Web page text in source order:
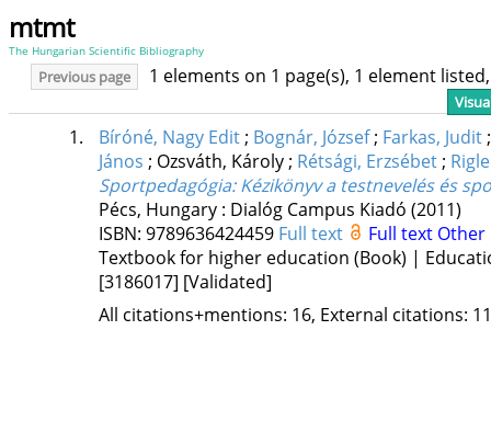
mtmt
The Hungarian Scientific Bibliography
Previous page 1 elements on 1 page(s), 1 element
1. Bíróné, Nagy Edit; Bognár, József; Farkas, Judit
János ; Ozsváth, Károly; Rétsági, Erzsébet;
Sportpedagógia: Kézikönyv a testnevelés és
Pécs, Hungary : Dialóg Campus Kiadó (2011)
ISBN: 9789636424459 Full text Full text Other
Textbook for higher education (Book) |
[3186017] [Validated]
All citations+mentions: 16, External citations: